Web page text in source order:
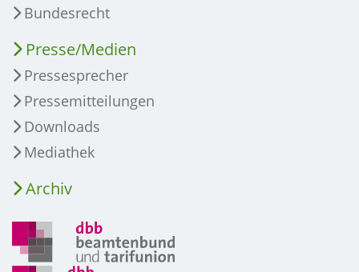
Bundesrecht
Presse/Medien
Pressesprecher
Pressemitteilungen
Downloads
Mediathek
Archiv